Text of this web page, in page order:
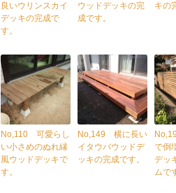
良いウリンスカイ
デッキの完成で
す。
ウッドデッキの完
成です。
キの
No,110 可愛らし
い小さめのぬれ縁
風ウッドデッキで
す。
No,149 横に長い
イタウバウッドデ
ッキの完成です。
で倒
デッ
ムで